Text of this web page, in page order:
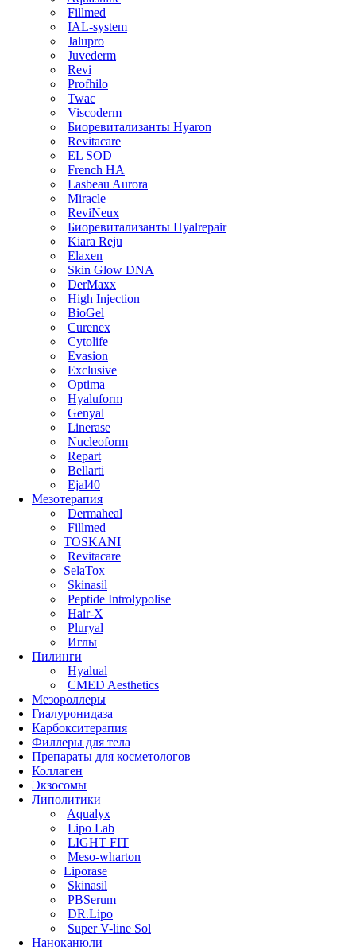
Fillmed
IAL-system
Jalupro
Juvederm
Revi
Profhilo
Twac
Viscoderm
Биоревитализанты Hyaron
Revitacare
EL SOD
French HA
Lasbeau Aurora
Miracle
ReviNeux
Биоревитализанты Hyalrepair
Kiara Reju
Elaxen
Skin Glow DNA
DerMaxx
High Injection
BioGel
Curenex
Cytolife
Evasion
Exclusive
Optima
Hyaluform
Genyal
Linerase
Nucleoform
Repart
Bellarti
Ejal40
Мезотерапия
Dermaheal
Fillmed
TOSKANI
Revitacare
SelaTox
Skinasil
Peptide Introlypolise
Hair-X
Pluryal
Иглы
Пилинги
Hyalual
CMED Aesthetics
Мезороллеры
Гиалуронидаза
Карбокситерапия
Филлеры для тела
Препараты для косметологов
Коллаген
Экзосомы
Липолитики
Aqualyx
Lipo Lab
LIGHT FIT
Meso-wharton
Liporase
Skinasil
PBSerum
DR.Lipo
Super V-line Sol
Наноканюли